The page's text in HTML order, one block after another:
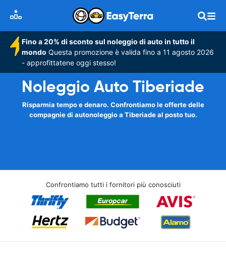
Fino a 20% di sconto sul noleggio di auto in tutto il
mondo Questa promozione è valida fino a 11 agosto 2026
- approfittatene oggi stesso!
Noleggio Auto Tiberiade
Risparmia tempo e denaro. Confrontiamo le offerte delle
compagnie di autonoleggio a Tiberiade al posto tuo.
Confrontiamo tutti i fornitori più conosciuti